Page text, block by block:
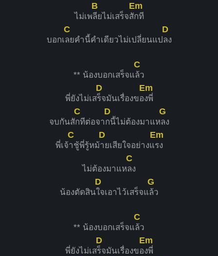
ไม่เพ
B
ลียไม่เสร็จสั
Em
กที
บอกเ
C
ลยคำนี้คำเดียวไม่เปลี่ยนแป
D
ลง
** น้องบอกเสร็จแ
C
ล้ว
พี่ยังไม่เส
D
ร็จมันเรื่องขอ
Em
งพี่
จบกันสั
C
กทีต่อจา
D
กนี้ไม่ต้องมาแห
G
ลง
พี่เจ้
C
าชู้พี่รู้หม้
D
ายเสียใจอย่างแ
Em
รง
ไม่ต้องมาแห
C
ลง
น้องตัดสิน
D
ใจเอาไว้เสร็จแ
G
ล้ว
** น้องบอกเสร็จแ
C
ล้ว
พี่ยังไม่เส
D
ร็จมันเรื่องขอ
Em
งพี่